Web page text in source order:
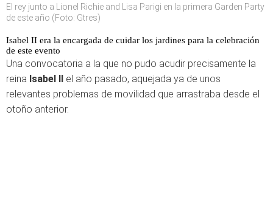
El rey junto a Lionel Richie and Lisa Parigi en la primera Garden Party
de este año (Foto: Gtres)
Isabel II era la encargada de cuidar los jardines para la celebración
de este evento
Una convocatoria a la que no pudo acudir precisamente la
reina Isabel II el año pasado, aquejada ya de unos
relevantes problemas de movilidad que arrastraba desde el
otoño anterior.